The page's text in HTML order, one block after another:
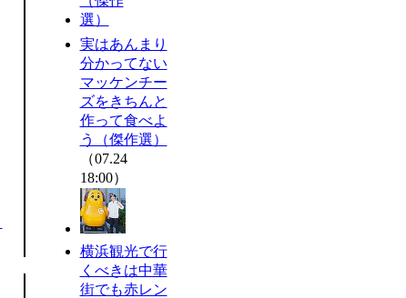
実はあんまり
分かってない
マッケンチー
ズをきちんと
作って食べよ
う（傑作選）
（07.24
18:00）
横浜観光で行
くべきは中華
街でも赤レン